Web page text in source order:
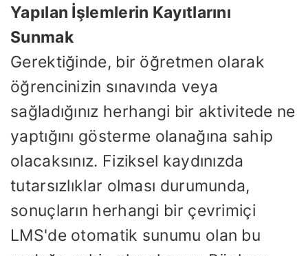
Yapılan İşlemlerin Kayıtlarını
Sunmak
Gerektiğinde, bir öğretmen olarak
öğrencinizin sınavında veya
sağladığınız herhangi bir aktivitede ne
yaptığını gösterme olanağına sahip
olacaksınız. Fiziksel kaydınızda
tutarsızlıklar olması durumunda,
sonuçların herhangi bir çevrimiçi
LMS'de otomatik sunumu olan bu